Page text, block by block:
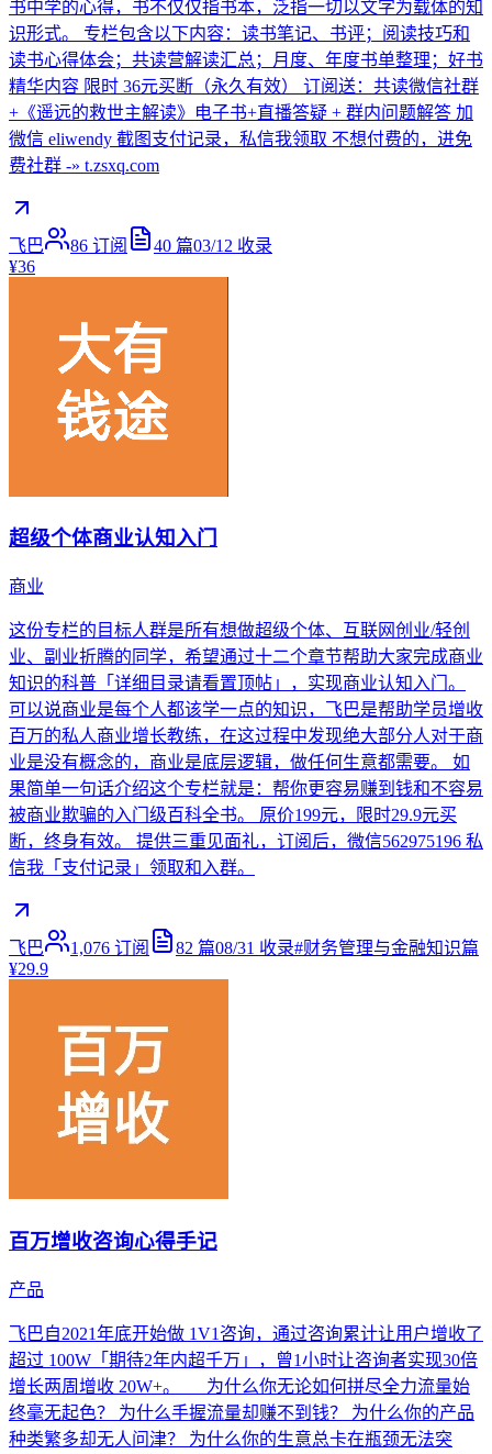
书中学的心得，书不仅仅指书本，泛指一切以文字为载体的知
识形式。 专栏包含以下内容：读书笔记、书评；阅读技巧和
读书心得体会；共读营解读汇总；月度、年度书单整理；好书
精华内容 限时 36元买断（永久有效） 订阅送：共读微信社群
+《遥远的救世主解读》电子书+直播答疑 + 群内问题解答 加
微信 eliwendy 截图支付记录，私信我领取 不想付费的，进免
费社群 -» t.zsxq.com
飞巴 86 订阅 40 篇03/12 收录
¥36
超级个体商业认知入门
商业
这份专栏的目标人群是所有想做超级个体、互联网创业/轻创
业、副业折腾的同学，希望通过十二个章节帮助大家完成商业
知识的科普「详细目录请看置顶帖」，实现商业认知入门。
可以说商业是每个人都该学一点的知识，飞巴是帮助学员增收
百万的私人商业增长教练，在这过程中发现绝大部分人对于商
业是没有概念的，商业是底层逻辑，做任何生意都需要。 如
果简单一句话介绍这个专栏就是：帮你更容易赚到钱和不容易
被商业欺骗的入门级百科全书。 原价199元，限时29.9元买
断，终身有效。 提供三重见面礼，订阅后，微信562975196 私
信我「支付记录」领取和入群。
飞巴 1,076 订阅 82 篇08/31 收录#财务管理与金融知识篇
¥29.9
百万增收咨询心得手记
产品
飞巴自2021年底开始做 1V1咨询，通过咨询累计让用户增收了
超过 100W「期待2年内超千万」，曾1小时让咨询者实现30倍
增长两周增收 20W+。 为什么你无论如何拼尽全力流量始
终毫无起色？ 为什么手握流量却赚不到钱？ 为什么你的产品
种类繁多却无人问津？ 为什么你的生意总卡在瓶颈无法突